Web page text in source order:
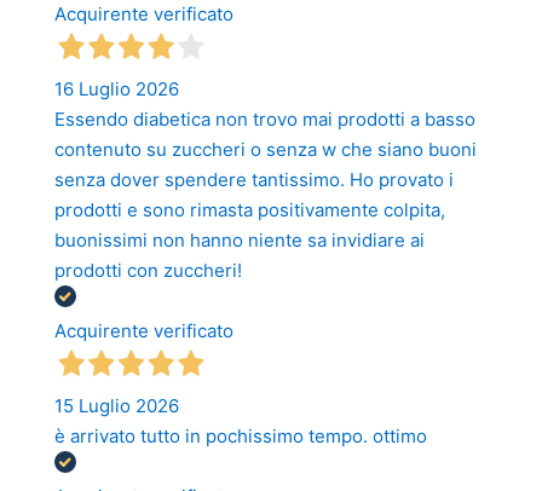
Acquirente verificato
16 Luglio 2026
Essendo diabetica non trovo mai prodotti a basso
contenuto su zuccheri o senza w che siano buoni
senza dover spendere tantissimo. Ho provato i
prodotti e sono rimasta positivamente colpita,
buonissimi non hanno niente sa invidiare ai
prodotti con zuccheri!
Acquirente verificato
15 Luglio 2026
è arrivato tutto in pochissimo tempo. ottimo